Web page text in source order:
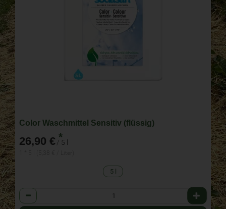
Color Waschmittel Sensitiv (flüssig)
26,90 € *
/ 5 l
5 l
Anzahl